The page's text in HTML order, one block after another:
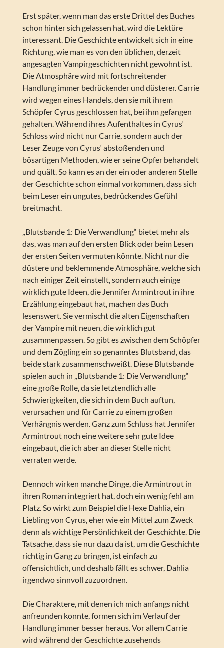
Erst später, wenn man das erste Drittel des Buches
schon hinter sich gelassen hat, wird die Lektüre
interessant. Die Geschichte entwickelt sich in eine
Richtung, wie man es von den üblichen, derzeit
angesagten Vampirgeschichten nicht gewohnt ist.
Die Atmosphäre wird mit fortschreitender
Handlung immer bedrückender und düsterer. Carrie
wird wegen eines Handels, den sie mit ihrem
Schöpfer Cyrus geschlossen hat, bei ihm gefangen
gehalten. Während ihres Aufenthaltes in Cyrus‘
Schloss wird nicht nur Carrie, sondern auch der
Leser Zeuge von Cyrus‘ abstoßenden und
bösartigen Methoden, wie er seine Opfer behandelt
und quält. So kann es an der ein oder anderen Stelle
der Geschichte schon einmal vorkommen, dass sich
beim Leser ein ungutes, bedrückendes Gefühl
breitmacht.
„Blutsbande 1: Die Verwandlung“ bietet mehr als
das, was man auf den ersten Blick oder beim Lesen
der ersten Seiten vermuten könnte. Nicht nur die
düstere und beklemmende Atmosphäre, welche sich
nach einiger Zeit einstellt, sondern auch einige
wirklich gute Ideen, die Jennifer Armintrout in ihre
Erzählung eingebaut hat, machen das Buch
lesenswert. Sie vermischt die alten Eigenschaften
der Vampire mit neuen, die wirklich gut
zusammenpassen. So gibt es zwischen dem Schöpfer
und dem Zögling ein so genanntes Blutsband, das
beide stark zusammenschweißt. Diese Blutsbande
spielen auch in „Blutsbande 1: Die Verwandlung“
eine große Rolle, da sie letztendlich alle
Schwierigkeiten, die sich in dem Buch auftun,
verursachen und für Carrie zu einem großen
Verhängnis werden. Ganz zum Schluss hat Jennifer
Armintrout noch eine weitere sehr gute Idee
eingebaut, die ich aber an dieser Stelle nicht
verraten werde.
Dennoch wirken manche Dinge, die Armintrout in
ihren Roman integriert hat, doch ein wenig fehl am
Platz. So wirkt zum Beispiel die Hexe Dahlia, ein
Liebling von Cyrus, eher wie ein Mittel zum Zweck
denn als wichtige Persönlichkeit der Geschichte. Die
Tatsache, dass sie nur dazu da ist, um die Geschichte
richtig in Gang zu bringen, ist einfach zu
offensichtlich, und deshalb fällt es schwer, Dahlia
irgendwo sinnvoll zuzuordnen.
Die Charaktere, mit denen ich mich anfangs nicht
anfreunden konnte, formen sich im Verlauf der
Handlung immer besser heraus. Vor allem Carrie
wird während der Geschichte zusehends